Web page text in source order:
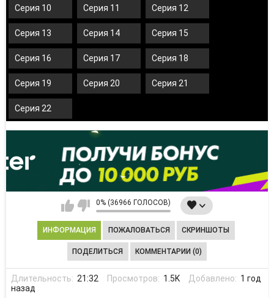
Серия 10 Серия 11 Серия 12
Серия 13 Серия 14 Серия 15
Серия 16 Серия 17 Серия 18
Серия 19 Серия 20 Серия 21
Серия 22
0% (36966 ГОЛОСОВ)
ИНФОРМАЦИЯ ПОЖАЛОВАТЬСЯ СКРИНШОТЫ
ПОДЕЛИТЬСЯ КОММЕНТАРИИ (0)
Длительность: 21:32 Просмотров: 1.5K Добавлено: 1 год
назад